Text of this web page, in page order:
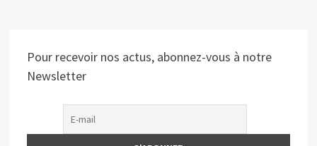
Pour recevoir nos actus, abonnez-vous à notre
Newsletter